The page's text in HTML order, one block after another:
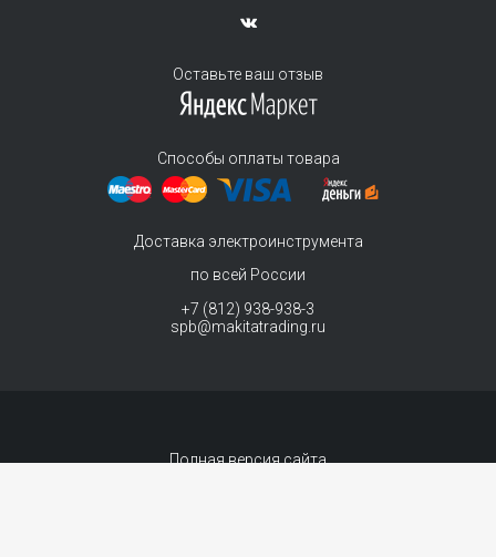
Оставьте ваш отзыв
Способы оплаты товара
Доставка электроинструмента
по всей России
+7 (812) 938-938-3
spb@makitatrading.ru
Полная версия сайта